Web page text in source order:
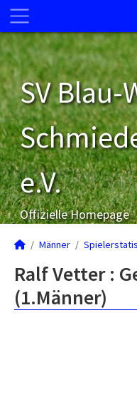
SV Blau-
e.V.
Offizielle Homepage
Männer
Ralf Vetter :
(1.Männer)